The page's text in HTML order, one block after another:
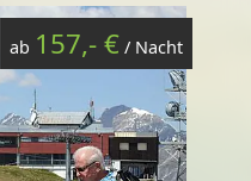
ab 157,- € / Nacht